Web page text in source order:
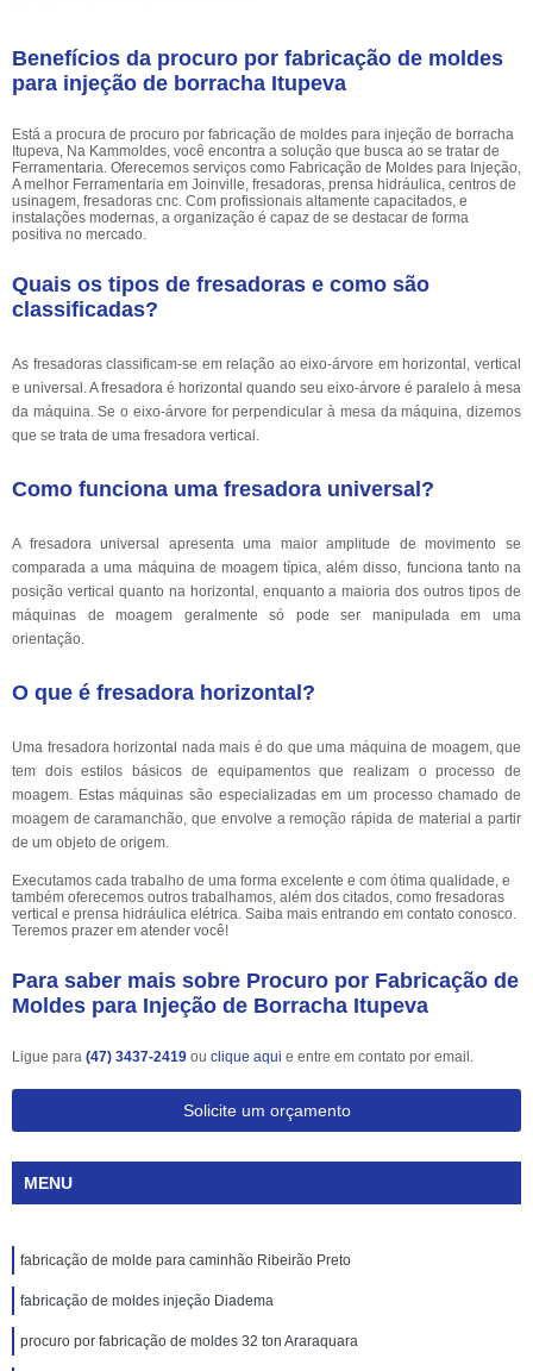
Benefícios da procuro por fabricação de moldes
para injeção de borracha Itupeva
Está a procura de procuro por fabricação de moldes para injeção de borracha
Itupeva, Na Kammoldes, você encontra a solução que busca ao se tratar de
Ferramentaria. Oferecemos serviços como Fabricação de Moldes para Injeção,
A melhor Ferramentaria em Joinville, fresadoras, prensa hidráulica, centros de
usinagem, fresadoras cnc. Com profissionais altamente capacitados, e
instalações modernas, a organização é capaz de se destacar de forma
positiva no mercado.
Quais os tipos de fresadoras e como são
classificadas?
As fresadoras classificam-se em relação ao eixo-árvore em horizontal, vertical
e universal. A fresadora é horizontal quando seu eixo-árvore é paralelo à mesa
da máquina. Se o eixo-árvore for perpendicular à mesa da máquina, dizemos
que se trata de uma fresadora vertical.
Como funciona uma fresadora universal?
A fresadora universal apresenta uma maior amplitude de movimento se
comparada a uma máquina de moagem típica, além disso, funciona tanto na
posição vertical quanto na horizontal, enquanto a maioria dos outros tipos de
máquinas de moagem geralmente só pode ser manipulada em uma
orientação.
O que é fresadora horizontal?
Uma fresadora horizontal nada mais é do que uma máquina de moagem, que
tem dois estilos básicos de equipamentos que realizam o processo de
moagem. Estas máquinas são especializadas em um processo chamado de
moagem de caramanchão, que envolve a remoção rápida de material a partir
de um objeto de origem.
Executamos cada trabalho de uma forma excelente e com ótima qualidade, e
também oferecemos outros trabalhamos, além dos citados, como fresadoras
vertical e prensa hidráulica elétrica. Saiba mais entrando em contato conosco.
Teremos prazer em atender você!
Para saber mais sobre Procuro por Fabricação de
Moldes para Injeção de Borracha Itupeva
Ligue para (47) 3437-2419 ou clique aqui e entre em contato por email.
Solicite um orçamento
MENU
fabricação de molde para caminhão Ribeirão Preto
fabricação de moldes injeção Diadema
procuro por fabricação de moldes 32 ton Araraquara